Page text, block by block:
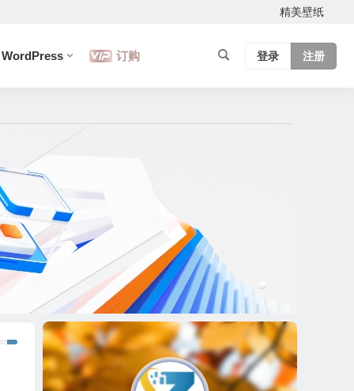
精美壁纸
WordPress 订购 登录 注册